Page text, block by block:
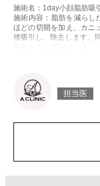
施術名：1day小顔脂肪吸
施術内容：脂肪を減らし
ほどの切開を加え、カニ
接吸引し、除去します。
目立たない部分から皮
感などが術後一時的に生
染症、左右差、施術箇
顔の脂肪吸引箇所の追加
オプション：笑気麻酔
担当医